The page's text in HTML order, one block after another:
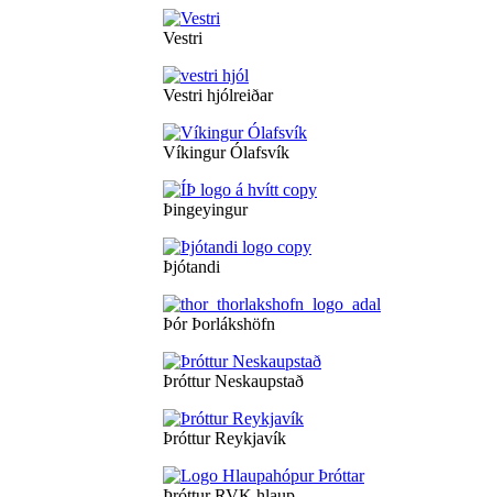
Vestri
Vestri hjólreiðar
Víkingur Ólafsvík
Þingeyingur
Þjótandi
Þór Þorlákshöfn
Þróttur Neskaupstað
Þróttur Reykjavík